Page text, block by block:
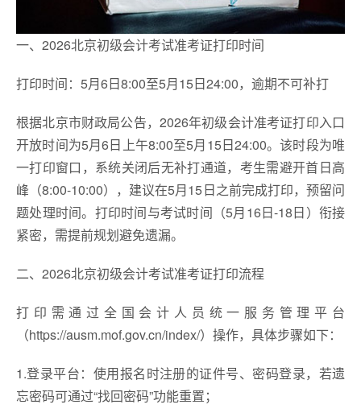
一、2026北京初级会计考试准考证打印时间
打印时间：5月6日8:00至5月15日24:00，逾期不可补打
根据北京市财政局公告，2026年初级会计准考证打印入口
开放时间为5月6日上午8:00至5月15日24:00。该时段为唯
一打印窗口，系统关闭后无补打通道，考生需避开首日高
峰（8:00-10:00），建议在5月15日之前完成打印，预留问
题处理时间。打印时间与考试时间（5月16日-18日）衔接
紧密，需提前规划避免遗漏。
二、2026北京初级会计考试准考证打印流程
打印需通过全国会计人员统一服务管理平台
（https://ausm.mof.gov.cn/index/）操作，具体步骤如下：
1.登录平台：使用报名时注册的证件号、密码登录，若遗
忘密码可通过“找回密码”功能重置；